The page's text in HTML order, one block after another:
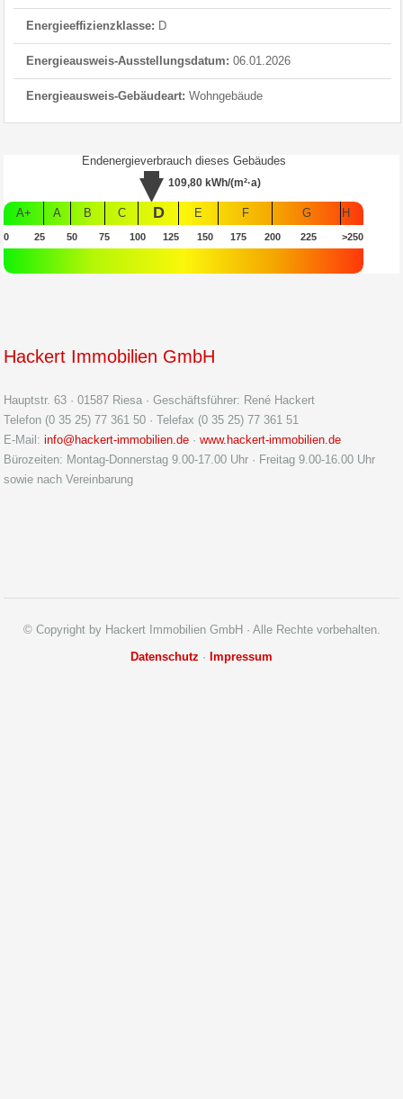
Energieeffizienzklasse: D
Energieausweis-Ausstellungsdatum: 06.01.2026
Energieausweis-Gebäudeart: Wohngebäude
Endenergieverbrauch dieses Gebäudes
109,80 kWh/(m²·a)
A+ A B C D E F G H
0 25 50 75 100 125 150 175 200 225 >250
Hackert Immobilien GmbH
Hauptstr. 63 · 01587 Riesa · Geschäftsführer: René Hackert
Telefon (0 35 25) 77 361 50 · Telefax (0 35 25) 77 361 51
E-Mail: info@hackert-immobilien.de · www.hackert-immobilien.de
Bürozeiten: Montag-Donnerstag 9.00-17.00 Uhr · Freitag 9.00-16.00 Uhr
sowie nach Vereinbarung
© Copyright by Hackert Immobilien GmbH · Alle Rechte vorbehalten.
Datenschutz · Impressum